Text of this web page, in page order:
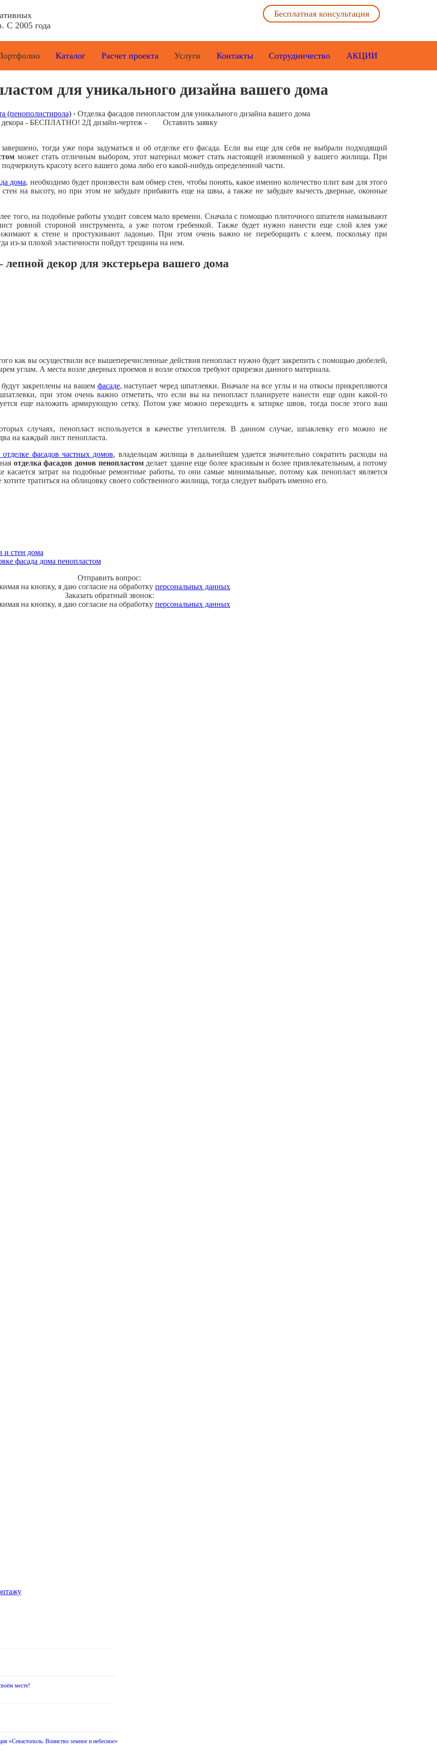
С 2005 года
Бесплатная консультация
Каталог Расчет проекта Услуги Контакты Сотрудничество АКЦИИ
для уникального дизайна вашего дома
(пенополистирола) › Отделка фасадов пенопластом для уникального дизайна вашего дома
декора - БЕСПЛАТНО! 2Д дизайн-чертеж -
Оставить заявку
тогда уже пора задуматься и об отделке его фасада. Если вы еще для себя не выбрали подходящий
может стать отличным выбором, этот материал может стать настоящей изюминкой у вашего жилища. При
красоту всего вашего дома либо его какой-нибудь определенной части.
дома, необходимо будет произвести вам обмер стен, чтобы понять, какое именно количество плит вам для этого
на высоту, но при этом не забудьте прибавить еще на швы, а также не забудьте вычесть дверные, оконные
того, на подобные работы уходит совсем мало времени. Сначала с помощью плиточного шпателя намазывают
ровной стороной инструмента, а уже потом гребенкой. Также будет нужно нанести еще слой клея уже
к стене и простукивают ладонью. При этом очень важно не переборщить с клеем, поскольку при
из-за плохой эластичности пойдут трещины на нем.
декор для экстерьера вашего дома
как вы осуществили все вышеперечисленные действия пенопласт нужно будет закрепить с помощью дюбелей,
углам. А места возле дверных проемов и возле откосов требуют прирезки данного материала.
закреплены на вашем фасаде, наступает черед шпатлевки. Вначале на все углы и на откосы прикрепляются
при этом очень важно отметить, что если вы на пенопласт планируете нанести еще один какой-то
еще наложить армирующую сетку. Потом уже можно переходить к затирке швов, тогда после этого ваш
случаях, пенопласт используется в качестве утеплителя. В данном случае, шпаклевку его можно не
на каждый лист пенопласта.
отделке фасадов частных домов, владельцам жилища в дальнейшем удается значительно сократить расходы на
отделка фасадов домов пенопластомделает здание еще более красивым и более привлекательным, а потому
касается затрат на подобные ремонтные работы, то они самые минимальные, потому как пенопласт является
тратиться на облицовку своего собственного жилища, тогда следует выбрать именно его.
и стен дома
фасада дома пенопластом
Отправить вопрос:
на кнопку, я даю согласие на обработку персональных данных
Заказать обратный звонок:
на кнопку, я даю согласие на обработку персональных данных
месте!
«Севастополь. Воинство земное и небесное»